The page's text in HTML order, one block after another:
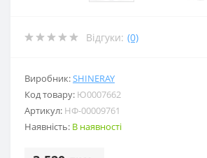
Відгуки: (0)
Виробник:SHINERAY
Код товару: Ю0007662
Артикул: НФ-00009761
Наявність: В наявності